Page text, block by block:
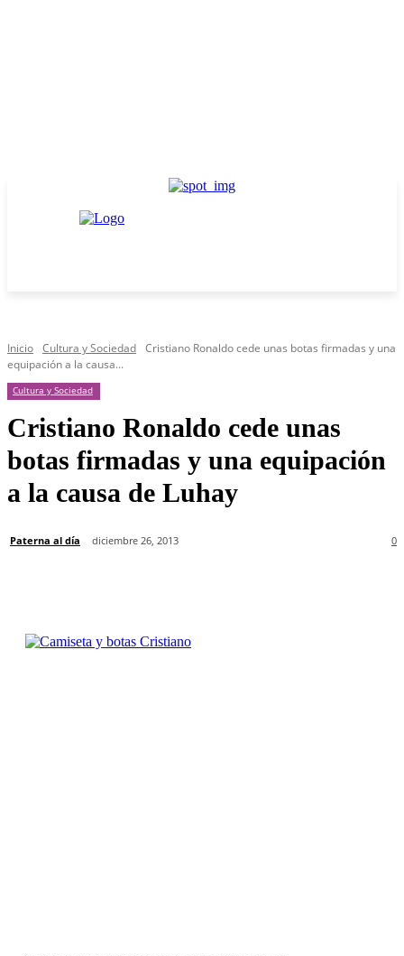
Inicio Cultura y Sociedad Cristiano Ronaldo cede unas botas firmadas y una
equipación a la causa...
Cultura y Sociedad
Cristiano Ronaldo cede unas
botas firmadas y una equipación
a la causa de Luhay
Paterna al día diciembre 26, 2013 0